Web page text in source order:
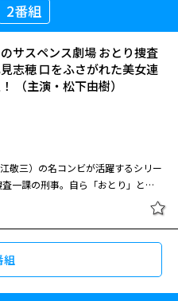
2番組
サスペンス劇場 おとり捜査
志穂 口をふさがれた美女連
（主演・松下由樹）
敬三）の名コンビが活躍するシリー
刑事（蟹江敬三）の協力を仰ぎなが
夜、志穂は帰宅途中に突然、見知ら
、志穂にヘッドハンティングを持ち
いる、あなたなら適任だ」というの
組